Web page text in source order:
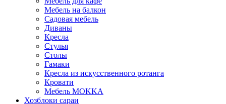
Мебель на балкон
Садовая мебель
Диваны
Кресла
Стулья
Столы
Гамаки
Кресла из искусственного ротанга
Кровати
Мебель MOKKA
Хозблоки сараи